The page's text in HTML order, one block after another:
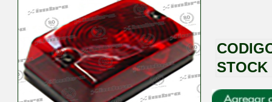
STOCK